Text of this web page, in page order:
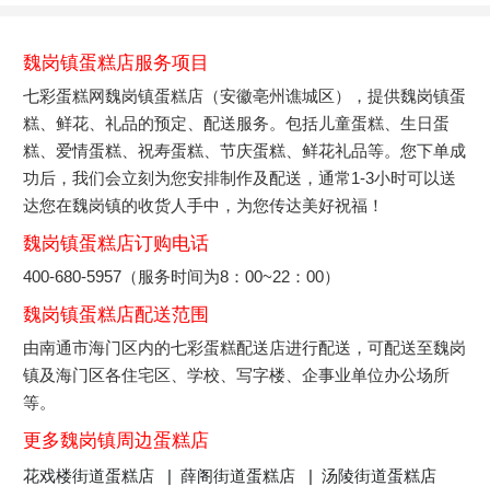
魏岗镇蛋糕店服务项目
七彩蛋糕网魏岗镇蛋糕店（安徽亳州谯城区），提供魏岗镇蛋
糕、鲜花、礼品的预定、配送服务。包括儿童蛋糕、生日蛋
糕、爱情蛋糕、祝寿蛋糕、节庆蛋糕、鲜花礼品等。您下单成
功后，我们会立刻为您安排制作及配送，通常1-3小时可以送
达您在魏岗镇的收货人手中，为您传达美好祝福！
魏岗镇蛋糕店订购电话
400-680-5957（服务时间为8：00~22：00）
魏岗镇蛋糕店配送范围
由南通市海门区内的七彩蛋糕配送店进行配送，可配送至魏岗
镇及海门区各住宅区、学校、写字楼、企事业单位办公场所
等。
更多魏岗镇周边蛋糕店
花戏楼街道蛋糕店 |薛阁街道蛋糕店 |汤陵街道蛋糕店